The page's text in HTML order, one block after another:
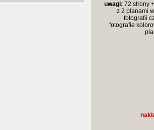
uwagi: 72 strony
z 2 planami
fotografii
fotografie